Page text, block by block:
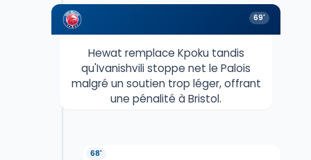
69'
Hewat remplace Kpoku tandis
qu'Ivanishvili stoppe net le Palois
malgré un soutien trop léger, offrant
une pénalité à Bristol.
68'